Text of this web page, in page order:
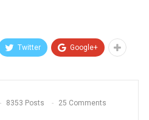
Twitter Google+
8353 Posts 25 Comments